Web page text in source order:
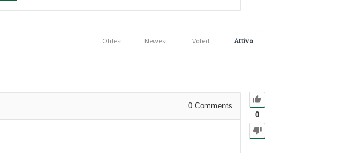
Attivo
Voted
Newest
Oldest
0
0 Comments